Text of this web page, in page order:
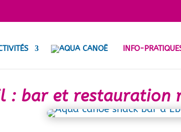
INFO-
: bar et restauration